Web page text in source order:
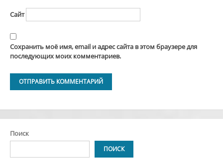
Сайт
Сохранить моё имя, email и адрес сайта в этом браузере для
последующих моих комментариев.
Поиск
ПОИСК